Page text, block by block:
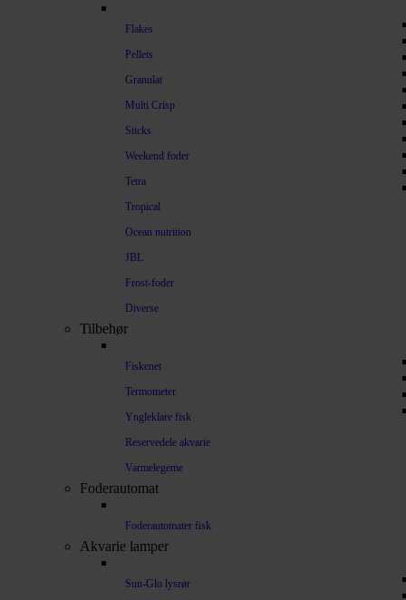
Flakes
Pellets
Granulat
Multi Crisp
Sticks
Weekend foder
Tetra
Tropical
Ocean nutrition
JBL
Frost-foder
Diverse
Tilbehør
Fiskenet
Termometer
Yngleklare fisk
Reservedele akvarie
Varmelegeme
Foderautomat
Foderautomater fisk
Akvarie lamper
Sun-Glo lysrør